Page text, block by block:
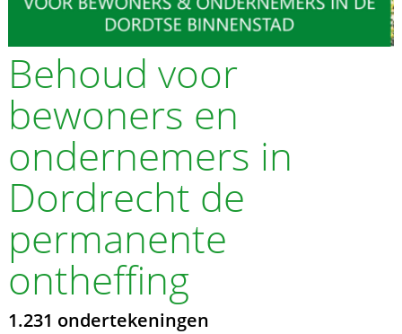
Behoud voor
bewoners en
ondernemers in
Dordrecht de
permanente
ontheffing
1.231 ondertekeningen